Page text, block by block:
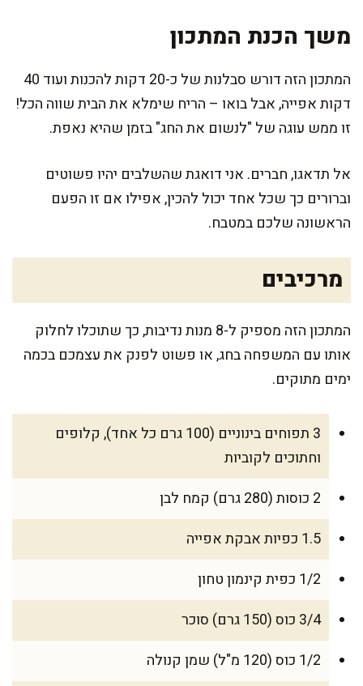
משך הכנת המתכון
המתכון הזה דורש סבלנות של כ-20 דקות להכנות ועוד 40
דקות אפייה, אבל בואו – הריח שימלא את הבית שווה הכל!
זו ממש עוגה של "לנשום את החג" בזמן שהיא נאפת.
אל תדאגו, חברים. אני דואגת שהשלבים יהיו פשוטים
וברורים כך שכל אחד יכול להכין, אפילו אם זו הפעם
הראשונה שלכם במטבח.
מרכיבים
המתכון הזה מספיק ל-8 מנות נדיבות, כך שתוכלו לחלוק
אותו עם המשפחה בחג, או פשוט לפנק את עצמכם בכמה
ימים מתוקים.
3 תפוחים בינוניים (100 גרם כל אחד), קלופים
וחתוכים לקוביות
2 כוסות (280 גרם) קמח לבן
1.5 כפיות אבקת אפייה
1/2 כפית קינמון טחון
3/4 כוס (150 גרם) סוכר
1/2 כוס (120 מ"ל) שמן קנולה